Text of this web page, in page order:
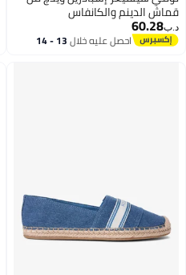
2
قماش الدينم والكانفاس
د.ب‏60.28
احصل عليه خلال 13 - 14